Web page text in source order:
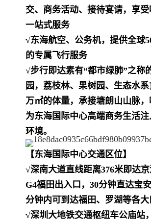
交、商务活动、接待宴请，享
一站式服务
√东海航空、公务机，提供全球
的专属飞行服务
√步行即达素有“都市绿肺”之称
园，荔枝林、果树园、生态水
万㎡的体量，承接塘朗山山脉，
为东海国际中心高端商务生活
环境。
【东海国际中心交通区位】
√深南大道直线距离376米即达
G4福田出入口，30分钟直达宝
分钟内可到达福田、罗湖等各大
√深圳大地铁交通枢纽车公庙站